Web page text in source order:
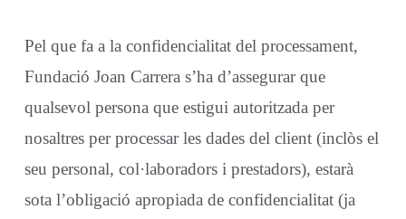
Pel que fa a la confidencialitat del processament,
Fundació Joan Carrera s’ha d’assegurar que
qualsevol persona que estigui autoritzada per
nosaltres per processar les dades del client (inclòs el
seu personal, col·laboradors i prestadors), estarà
sota l’obligació apropiada de confidencialitat (ja